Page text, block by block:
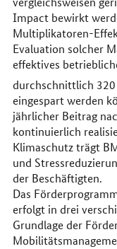
Impact bewirkt
Multiplikatoren-
Evaluation solcher
effektives
durchschnittlich 320
eingespart werden
jährlicher Beitrag
kontinuierlich
Klimaschutz trägt
und
der Beschäftigten.
Das
erfolgt in drei
Grundlage der